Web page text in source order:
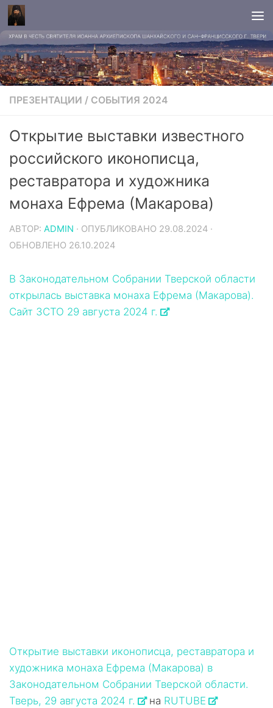
ПРЕЗЕНТАЦИИ / СОБЫТИЯ 2024
Открытие выставки известного
российского иконописца,
реставратора и художника
монаха Ефрема (Макарова)
АВТОР: ADMIN · ОПУБЛИКОВАНО 29.08.2024 ·
ОБНОВЛЕНО 26.10.2024
В Законодательном Собрании Тверской области
открылась выставка монаха Ефрема (Макарова).
Сайт ЗСТО 29 августа 2024 г.
Открытие выставки иконописца, реставратора и
художника монаха Ефрема (Макарова) в
Законодательном Собрании Тверской области.
Тверь, 29 августа 2024 г.
на RUTUBE